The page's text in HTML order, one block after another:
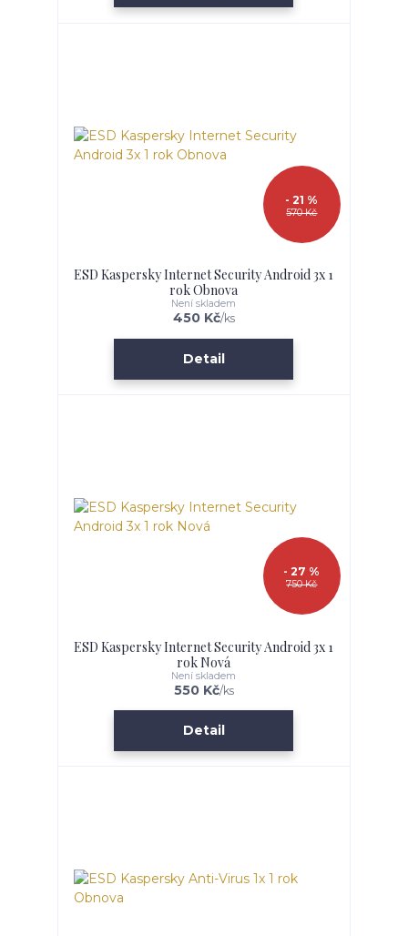
570 Kč
- 21 %
ESD Kaspersky Internet Security Android 3x 1
rok Obnova
450 Kč/ks
Není skladem
Detail
750 Kč
- 27 %
ESD Kaspersky Internet Security Android 3x 1
rok Nová
550 Kč/ks
Není skladem
Detail